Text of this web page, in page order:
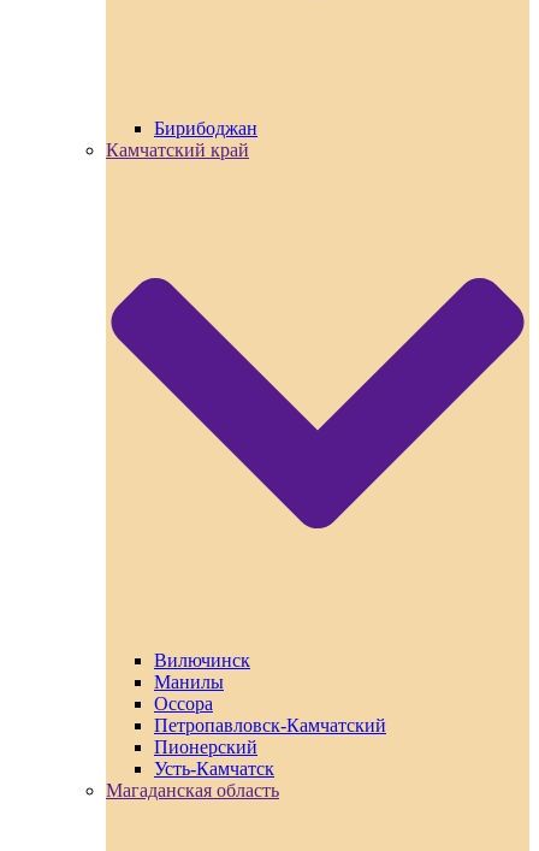
Бирибоджан
Камчатский край
Вилючинск
Манилы
Оссора
Петропавловск-Камчатский
Пионерский
Усть-Камчатск
Магаданская область